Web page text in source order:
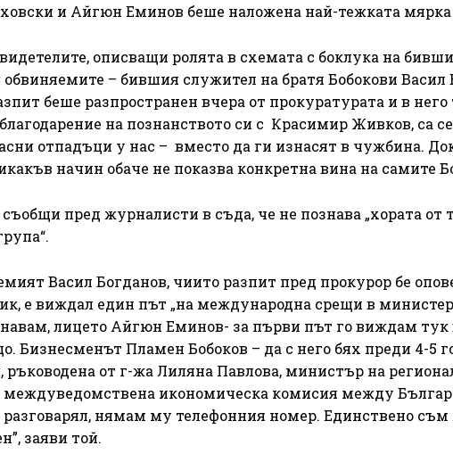
и Айгюн Еминов беше наложена най-тежката мярка
описващи ролята в схемата с боклука на
– бившия служител на братя Бобокови Васил
беше разпространен вчера от прокуратурата и в
на познанството си с Красимир Живков, са
отпадъци у нас – вместо да ги изнасят в чужбина.
начин обаче не показва конкретна вина на самите
пред журналисти в съда, че не познава „хората от
Васил Богданов, чиито разпит пред прокурор бе
е виждал един път „на международна срещи в
лицето Айгюн Еминов- за първи път го виждам тук
Бизнесменът Пламен Бобоков – да с него бях преди 4-5
ръководена от г-жа Лиляна Павлова, министър на
междуведомствена икономическа комисия между
нямам му телефонния номер. Единствено
заяви той.